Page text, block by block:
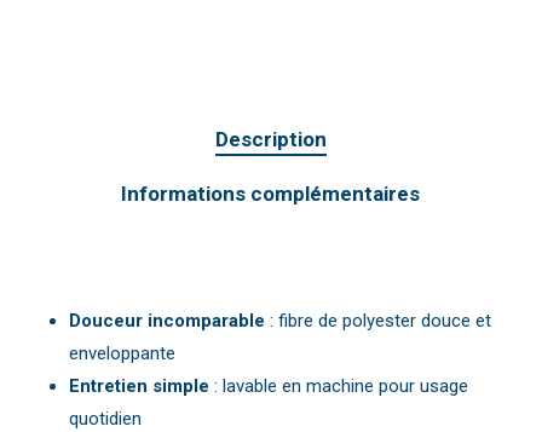
Description
Informations complémentaires
Douceur incomparable : fibre de polyester douce et
enveloppante
Entretien simple : lavable en machine pour usage
quotidien